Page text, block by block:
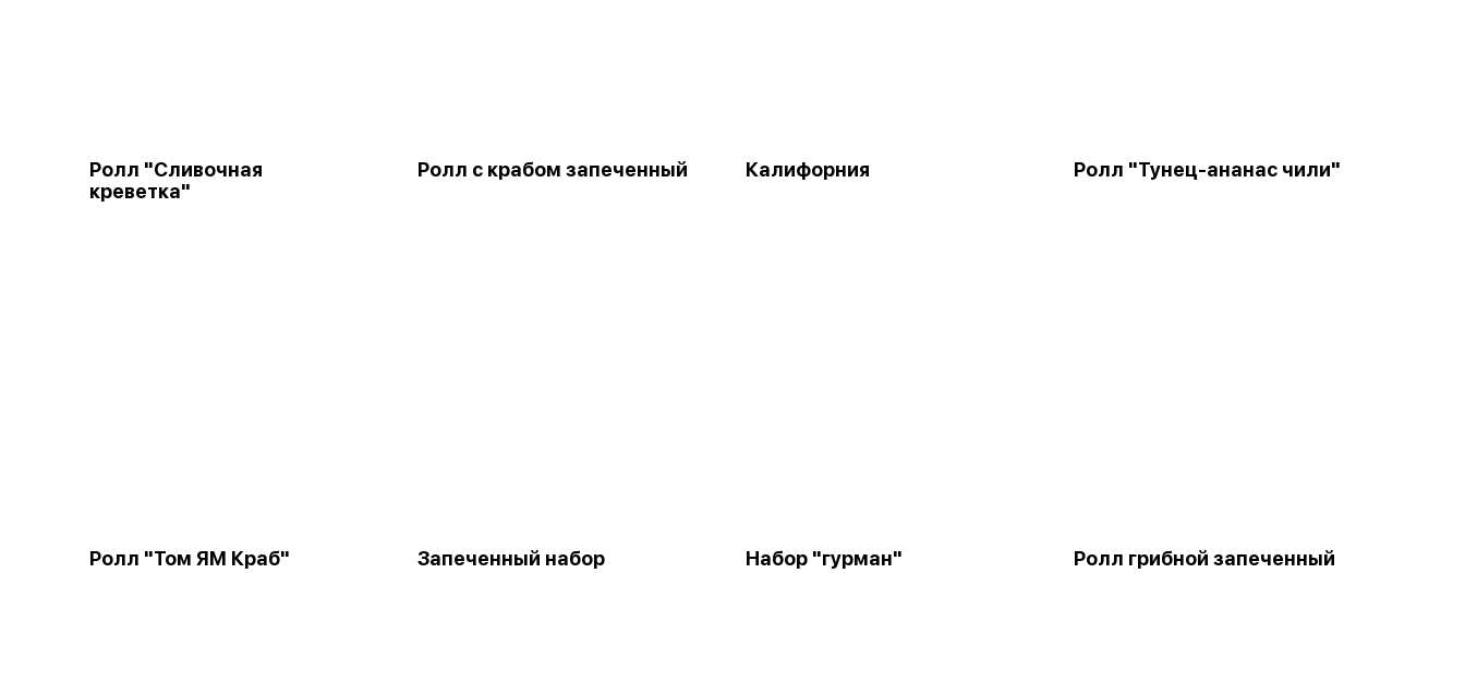
Ролл "Сливочная
креветка"
Ролл с крабом запеченный Калифорния Ролл "Тунец-ананас чили"
Ролл "Том ЯМ Краб" Запеченный набор Набор "гурман" Ролл грибной запеченный